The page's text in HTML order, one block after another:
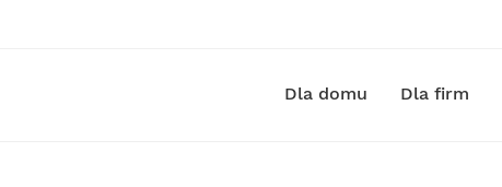
Dla domu Dla firm